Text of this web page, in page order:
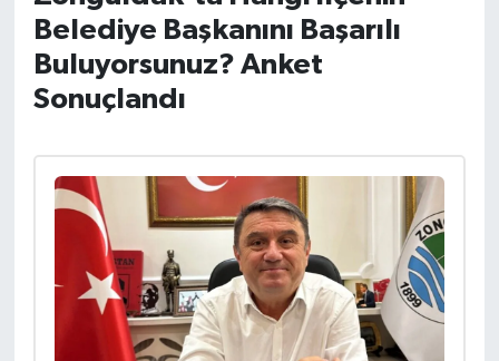
Belediye Başkanını Başarılı
Buluyorsunuz? Anket
Sonuçlandı
Özel
Mesaj
Dergim
Ulusal